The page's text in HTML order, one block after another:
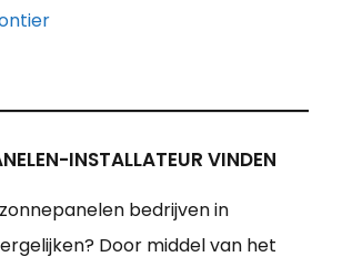
INSTALLATEUR VINDEN
bedrijven in
Door middel van het